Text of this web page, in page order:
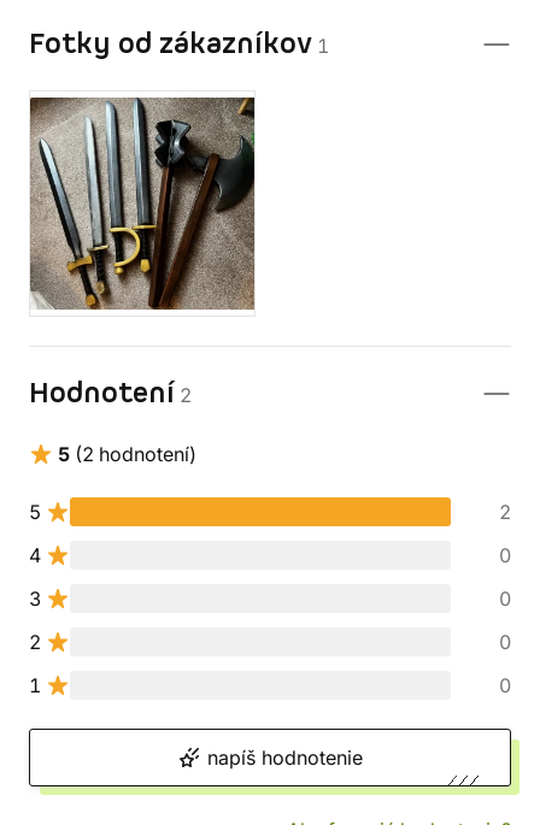
Fotky od zákazníkov 1
Hodnotení 2
5 (2 hodnotení)
5
2
4
0
3
0
2
0
1
0
napíš hodnotenie